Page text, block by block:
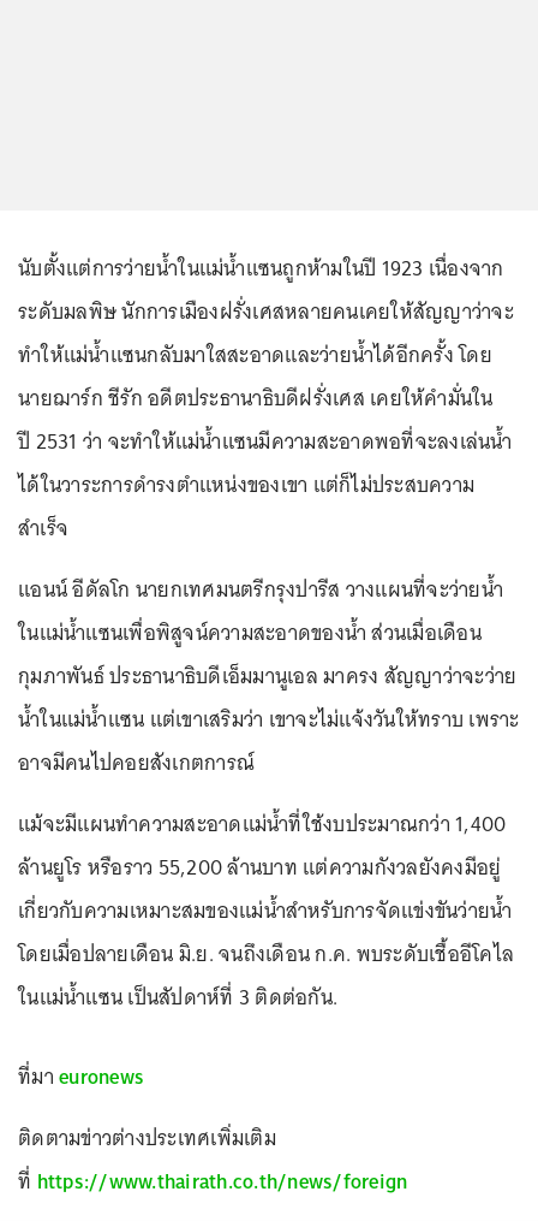
นับตั้งแต่การว่ายน้ำในแม่น้ำแซนถูกห้ามในปี 1923 เนื่องจาก
ระดับมลพิษ นักการเมืองฝรั่งเศสหลายคนเคยให้สัญญาว่าจะ
ทำให้แม่น้ำแซนกลับมาใสสะอาดและว่ายน้ำได้อีกครั้ง โดย
นายฌาร์ก ชีรัก อดีตประธานาธิบดีฝรั่งเศส เคยให้คำมั่นใน
ปี 2531 ว่า จะทำให้แม่น้ำแซนมีความสะอาดพอที่จะลงเล่นน้ำ
ได้ในวาระการดำรงตำแหน่งของเขา แต่ก็ไม่ประสบความ
สำเร็จ
แอนน์ อีดัลโก นายกเทศมนตรีกรุงปารีส วางแผนที่จะว่ายน้ำ
ในแม่น้ำแซนเพื่อพิสูจน์ความสะอาดของน้ำ ส่วนเมื่อเดือน
กุมภาพันธ์ ประธานาธิบดีเอ็มมานูเอล มาครง สัญญาว่าจะว่าย
น้ำในแม่น้ำแซน แต่เขาเสริมว่า เขาจะไม่แจ้งวันให้ทราบ เพราะ
อาจมีคนไปคอยสังเกตการณ์
แม้จะมีแผนทำความสะอาดแม่น้ำที่ใช้งบประมาณกว่า 1,400
ล้านยูโร หรือราว 55,200 ล้านบาท แต่ความกังวลยังคงมีอยู่
เกี่ยวกับความเหมาะสมของแม่น้ำสำหรับการจัดแข่งขันว่ายน้ำ
โดยเมื่อปลายเดือน มิ.ย. จนถึงเดือน ก.ค. พบระดับเชื้ออีโคไล
ในแม่น้ำแซน เป็นสัปดาห์ที่ 3 ติดต่อกัน.
ที่มาeuronews
ติดตามข่าวต่างประเทศเพิ่มเติม
ที่ https://www.thairath.co.th/news/foreign